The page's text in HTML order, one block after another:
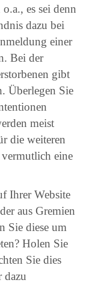
es sei denn
dazu bei
einer
Bei der
gibt
Überlegen Sie
meist
die weiteren
vermutlich eine
Ihrer Website
aus Gremien
Sie diese um
Holen Sie
Sie dies
dazu